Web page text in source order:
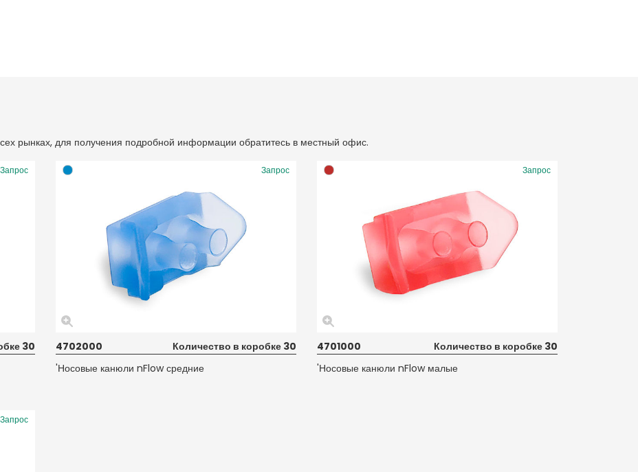
рынках, для получения подробной информации обратитесь в местный офис.
Запрос
30
Запрос
4702000
Количество в коробке 30
'Носовые канюли nFlow средние
Запрос
4701000
Количество в коробке 30
'Носовые канюли nFlow малые
Запрос